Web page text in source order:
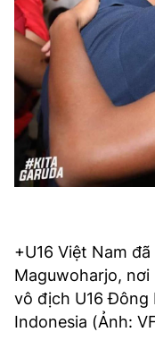
+U16 Việt Nam
Maguwoharjo,
vô địch U16 Đông
Indonesia (Ảnh: